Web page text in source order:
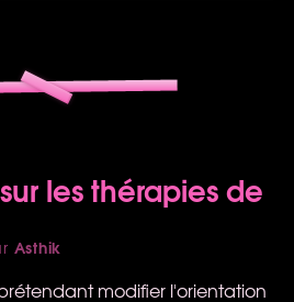
les thérapies de
Asthik
modifier l'orientation